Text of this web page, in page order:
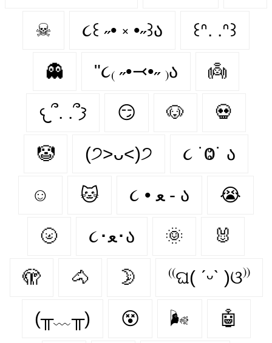
☠ ૮꒰ ˶• ༝ •˶꒱ა ꒰ᐢ. .ᐢ꒱
👻 "૮₍ ˶•⤙•˶ ₎ა 👼
𐔌՞. .՞𐦯 😏 🐶 💀
🤡 (੭˃ᴗ˂)੭ ૮ ˙Ⱉ˙ ა
☺ 🐱 ૮ • ﻌ - ა 😭
🌝 ૮･ﻌ･ა 🌞 🐰
🫣 🐴 🌛 ⁽⁽ଘ( ˊᵕˋ )ଓ⁾⁾
(╥﹏╥) 😵‍ 🌬 🤖